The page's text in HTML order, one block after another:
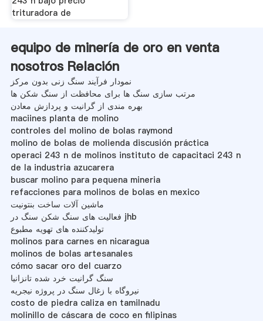
trituradora de
equipo de minería de oro en venta
nosotros Relación
نمودار فرآیند سنگ زنی بدون مرکز
مرتب سازی سنگ ها برای محافظت از سنگ شکن ها
بهره مندی از گرانیت و پردازش معادن
maciines planta de molino
controles del molino de bolas raymond
molino de bolas de molienda discusión práctica
operaci 243 n de molinos instituto de capacitaci 243 n
de la industria azucarera
buscar molino para pequena mineria
refacciones para molinos de bolas en mexico
ماشین آلات ساخت بنتونیت
فعالیت های سنگ شکن سنگ در jhb
تولیدکننده های تهویه مطبوع
molinos para carnes en nicaragua
molinos de bolas artesanales
cómo sacar oro del cuarzo
سنگ گرانیت خرد شده تانزانیا
نیروگاه با زغال سنگ در پروژه نیجریه
costo de piedra caliza en tamilnadu
molinillo de cáscara de coco en filipinas